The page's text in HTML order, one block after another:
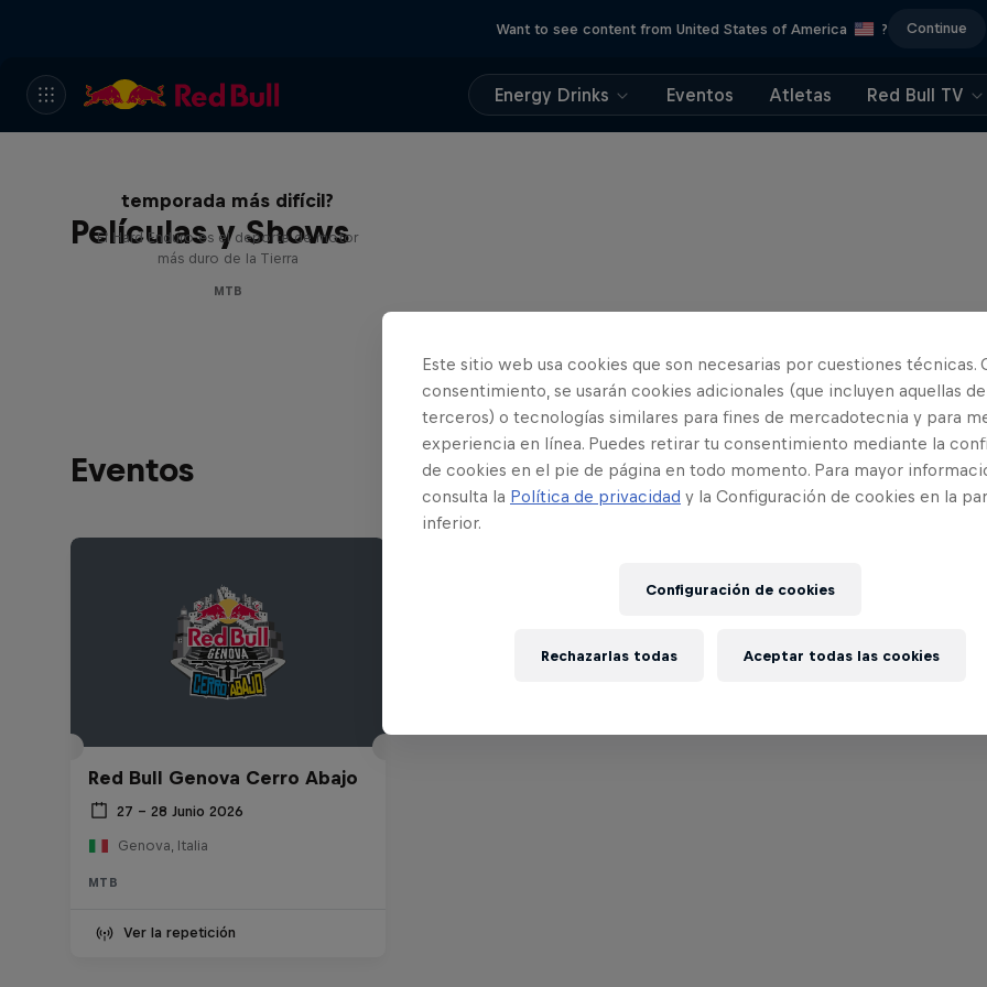
Want to see content from United States of America ? Continue
Energy Drinks Eventos Atletas Red Bull TV
Películas y Shows
temporada más difícil?
El Hard Enduro es el deporte de motor
más duro de la Tierra
MTB
Eventos
Red Bull Genova Cerro Abajo
27 – 28 Junio 2026
Genova, Italia
MTB
Ver la repetición
Este sitio web usa cookies que son necesarias por cuestiones técnicas.
consentimiento, se usarán cookies adicionales (que incluyen aquellas de
terceros) o tecnologías similares para fines de mercadotecnia y para
experiencia en línea. Puedes retirar tu consentimiento mediante la
de cookies en el pie de página en todo momento. Para mayor
consulta la Política de privacidad y la Configuración de cookies en la
inferior.
Configuración de cookies
Rechazarlas todas Aceptar todas las cookies